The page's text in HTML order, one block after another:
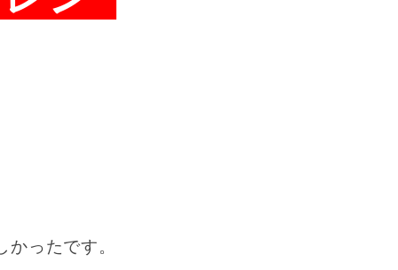
ったです。